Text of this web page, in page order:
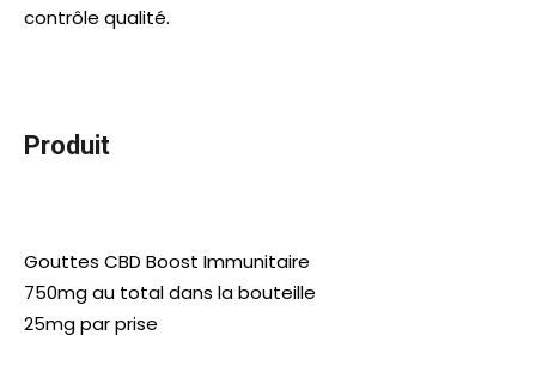
contrôle qualité.
Produit
Gouttes CBD Boost Immunitaire
750mg au total dans la bouteille
25mg par prise